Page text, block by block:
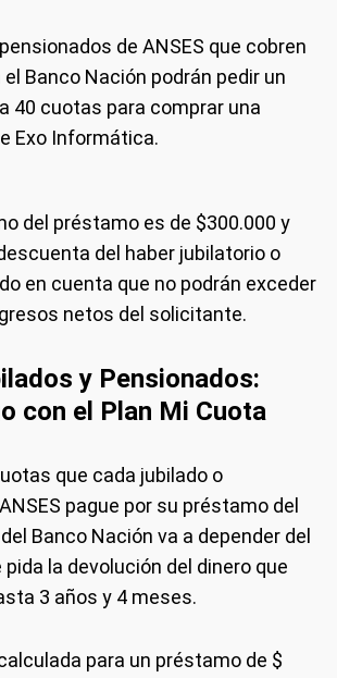
de ANSES que cobren
Banco Nación podrán pedir un
40 cuotas para comprar una
Exo Informática.
del préstamo es de $300.000 y
del haber jubilatorio o
en cuenta que no podrán exceder
netos del solicitante.
y Pensionados:
con el Plan Mi Cuota
que cada jubilado o
pague por su préstamo del
Banco Nación va a depender del
pida la devolución del dinero que
3 años y 4 meses.
para un préstamo de $